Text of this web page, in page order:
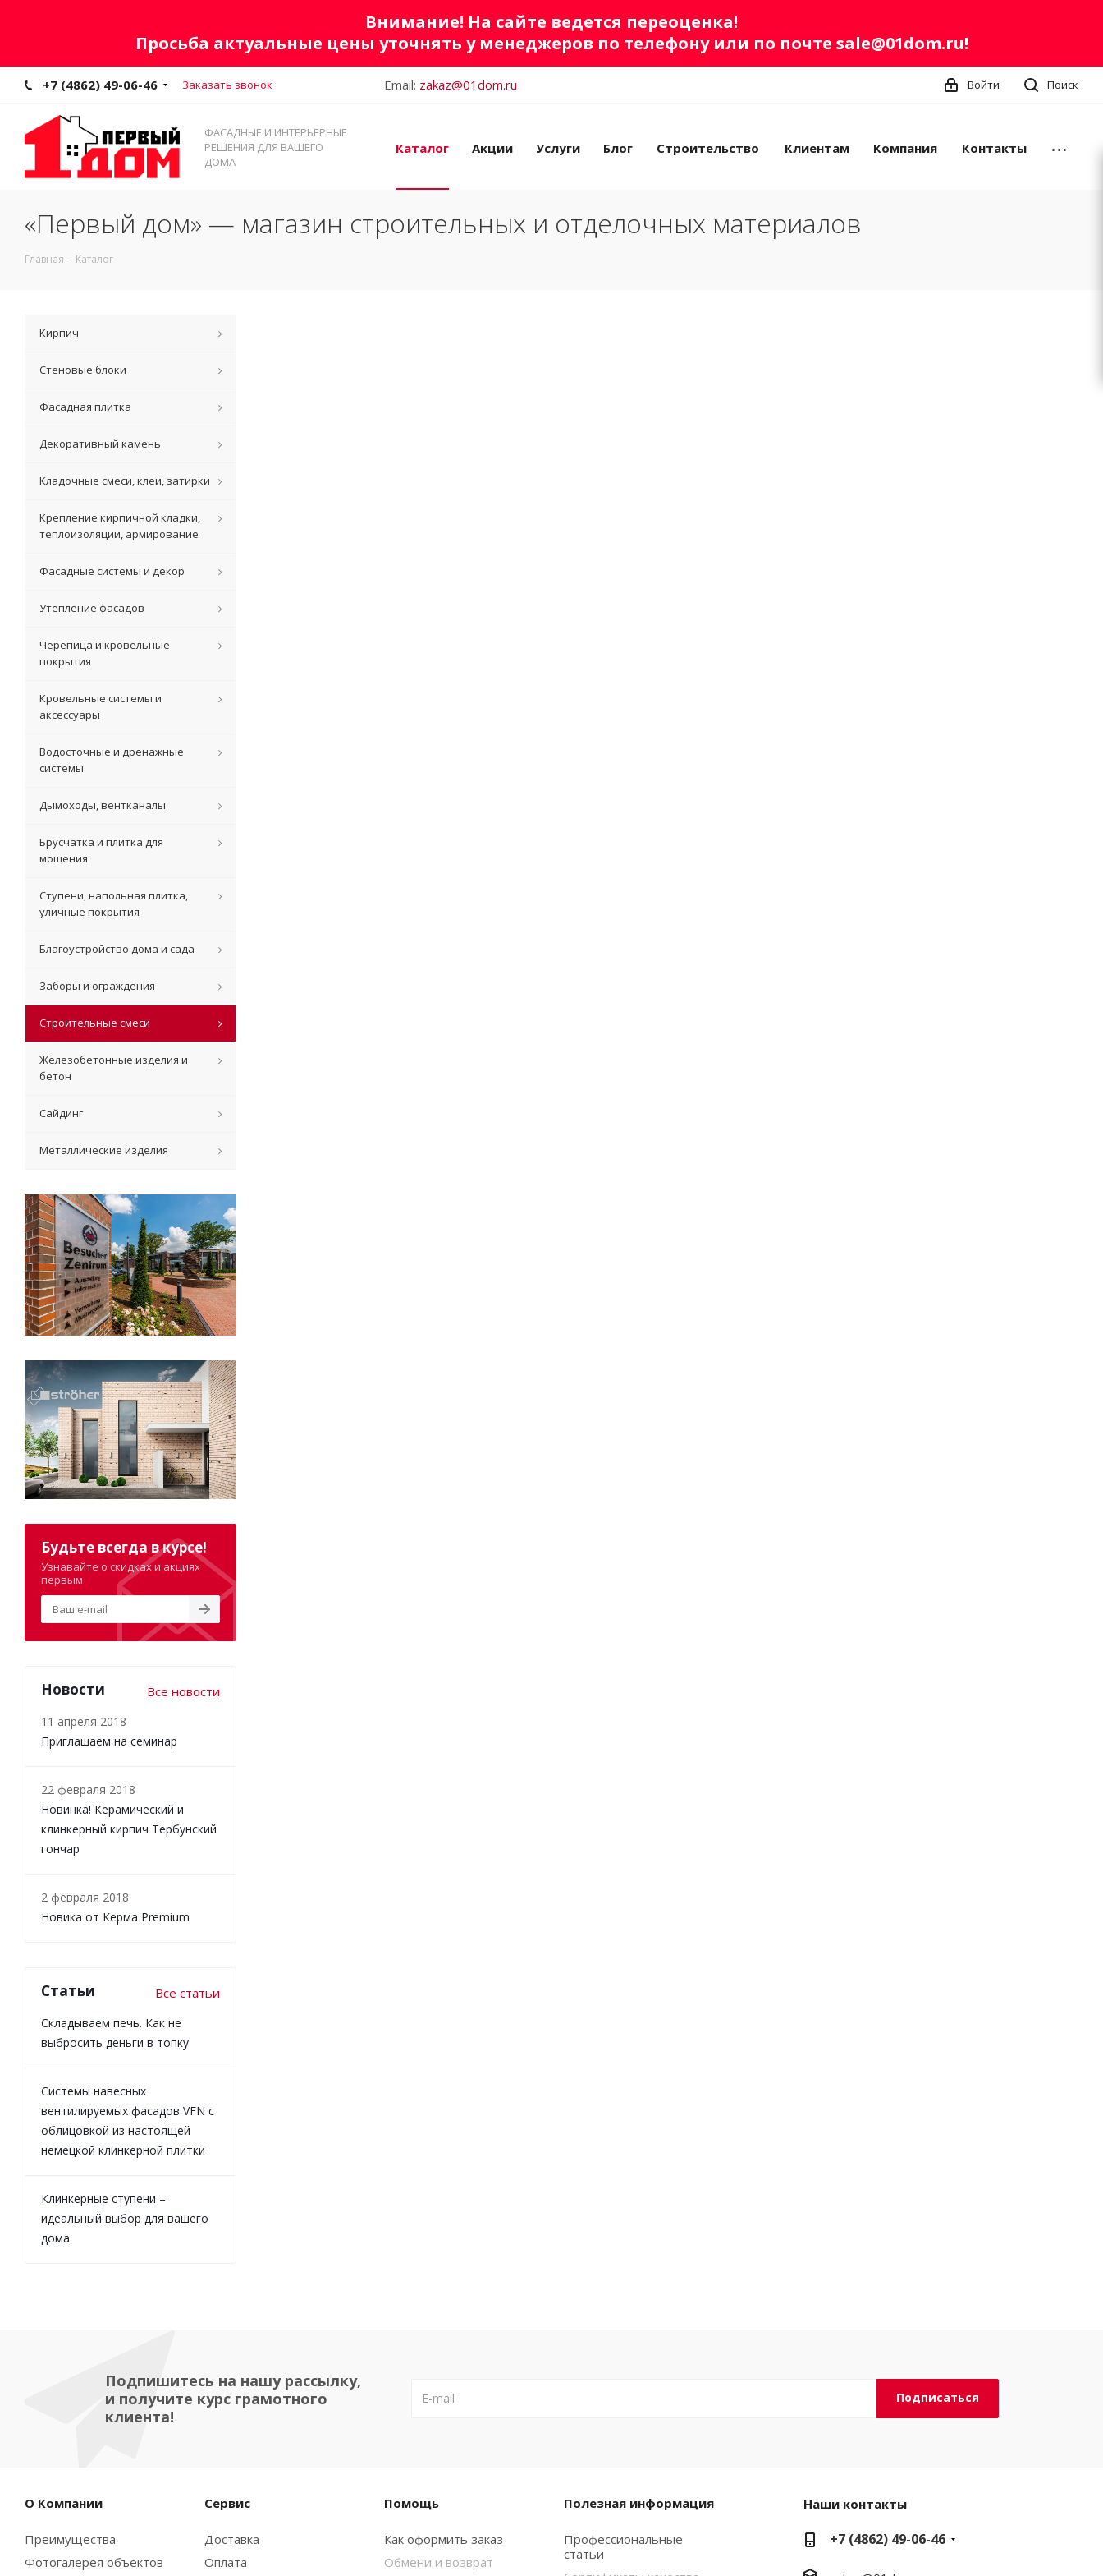
Внимание! На сайте ведется переоценка!
Просьба актуальные цены уточнять у менеджеров по телефону или по почте sale@01dom.ru!
+7 (4862) 49-06-46 Заказать звонок Email: zakaz@01dom.ru Поиск
Войти
ФАСАДНЫЕ И ИНТЕРЬЕРНЫЕ
РЕШЕНИЯ ДЛЯ ВАШЕГО
ДОМА
Каталог Акции Услуги Блог Строительство Клиентам Компания Контакты
«Первый дом» — магазин строительных и отделочных материалов
Главная - Каталог
Кирпич
Стеновые блоки
Фасадная плитка
Декоративный камень
Кладочные смеси, клеи, затирки
Крепление кирпичной кладки,
теплоизоляции, армирование
Фасадные системы и декор
Утепление фасадов
Черепица и кровельные
покрытия
Кровельные системы и
аксессуары
Водосточные и дренажные
системы
Дымоходы, вентканалы
Брусчатка и плитка для
мощения
Ступени, напольная плитка,
уличные покрытия
Благоустройство дома и сада
Заборы и ограждения
Строительные смеси
Железобетонные изделия и
бетон
Сайдинг
Металлические изделия
Будьте всегда в курсе!
Узнавайте о скидках и акциях
первым
Новости Все новости
11 апреля 2018
Приглашаем на семинар
22 февраля 2018
Новинка! Керамический и
клинкерный кирпич Тербунский
гончар
2 февраля 2018
Новика от Керма Premium
Статьи Все статьи
Складываем печь. Как не
выбросить деньги в топку
Системы навесных
вентилируемых фасадов VFN с
облицовкой из настоящей
немецкой клинкерной плитки
Клинкерные ступени –
идеальный выбор для вашего
дома
Подпишитесь на нашу рассылку,
и получите курс грамотного
клиента!
О Компании
Преимущества
Фотогалерея объектов
Сервис
Доставка
Оплата
Помощь
Как оформить заказ
Обмени и возврат
Полезная информация
Профессиональные
статьи
Наши контакты
+7 (4862) 49-06-46